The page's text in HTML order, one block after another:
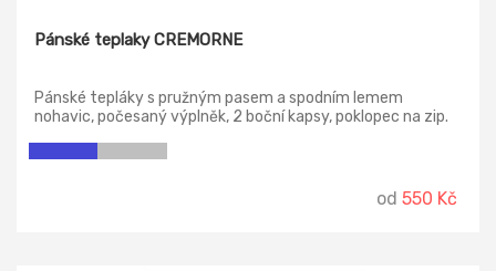
Pánské teplaky CREMORNE
Pánské tepláky s pružným pasem a spodním lemem
nohavic, počesaný výplněk, 2 boční kapsy, poklopec na zip.
od 550 Kč